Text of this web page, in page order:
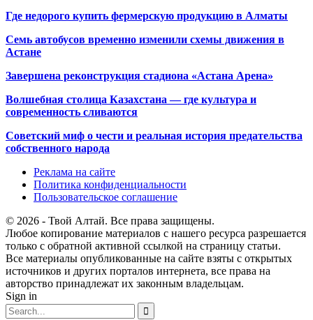
Где недорого купить фермерскую продукцию в Алматы
Семь автобусов временно изменили схемы движения в
Астане
Завершена реконструкция стадиона «Астана Арена»
Волшебная столица Казахстана — где культура и
современность сливаются
Советский миф о чести и реальная история предательства
собственного народа
Реклама на сайте
Политика конфиденциальности
Пользовательское соглашение
© 2026 - Твой Алтай. Все права защищены.
Любое копирование материалов с нашего ресурса разрешается
только с обратной активной ссылкой на страницу статьи.
Все материалы опубликованные на сайте взяты с открытых
источников и других порталов интернета, все права на
авторство принадлежат их законным владельцам.
Sign in